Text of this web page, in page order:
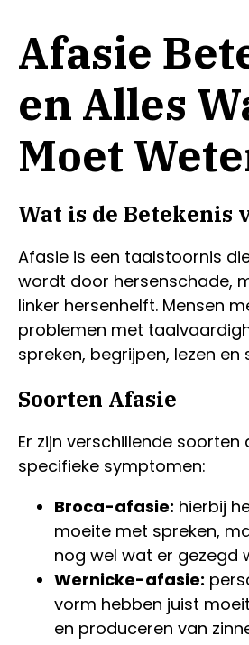
Afasie
en Alles
Moet
Wat is de Betekenis
Afasie is een taalstoornis
wordt door hersenschade,
linker hersenhelft. Mensen
problemen met
spreken, begrijpen, lezen en
Soorten Afasie
Er zijn verschillende soorten
specifieke symptomen:
Broca-afasie: hierbij
moeite met spreken,
nog wel wat er gezegd
Wernicke-afasie:
vorm hebben juist
en produceren van